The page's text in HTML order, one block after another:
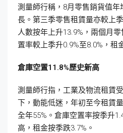
測量師行稱，8月零售銷貨值年
長。第三季零售租賃量亦較上
人數按年上升13.9%，兩個月
置率較上季升0.9%至8.0%，租
倉庫空置11.8%歷史新高
測量師行指，工業及物流租賃
下，動能低迷，年初至今租賃
全年55%。倉庫空置率按季升
高，租金按季跌3.7%。